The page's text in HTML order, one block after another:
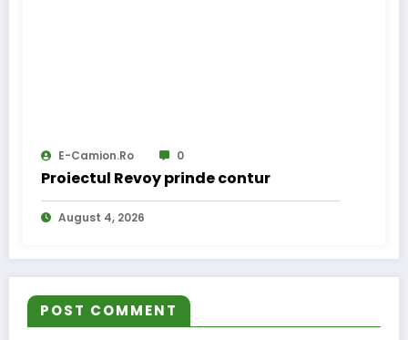
E-Camion.ro 0
Proiectul Revoy prinde contur
August 4, 2026
POST COMMENT